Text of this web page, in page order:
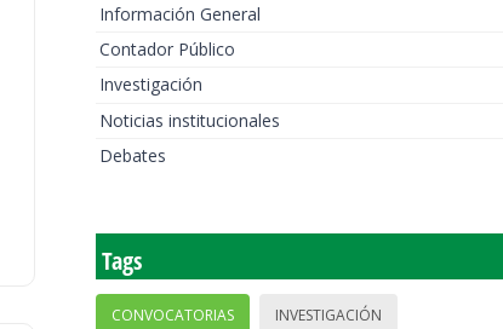
Información General
Contador Público
Investigación
Noticias institucionales
Debates
Tags
CONVOCATORIAS INVESTIGACIÓN